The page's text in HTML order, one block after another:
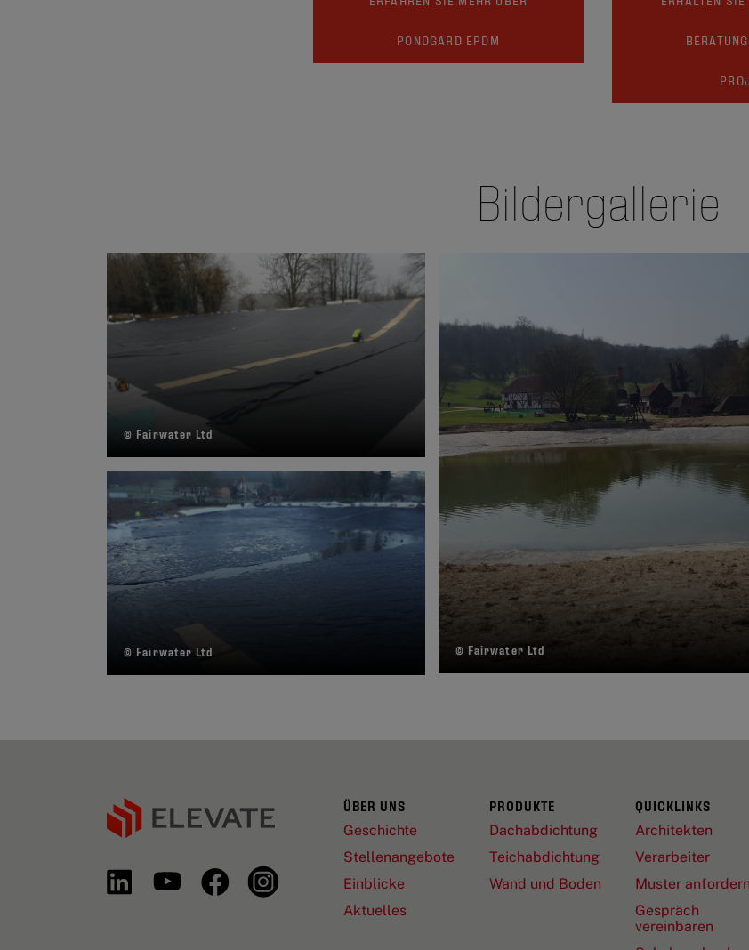
PONDGARD EPDM
Bildergallerie
© Fairwater Ltd
© Fairwater Ltd © Fairwater Ltd
ÜBER UNS
Geschichte
Stellenangebote
Einblicke
Aktuelles
PRODUKTE
Dachabdichtung
Teichabdichtung
Wand und Boden
QUICKLINKS
Architekten
Verarbeiter
Muster anfordern
Gespräch
vereinbaren